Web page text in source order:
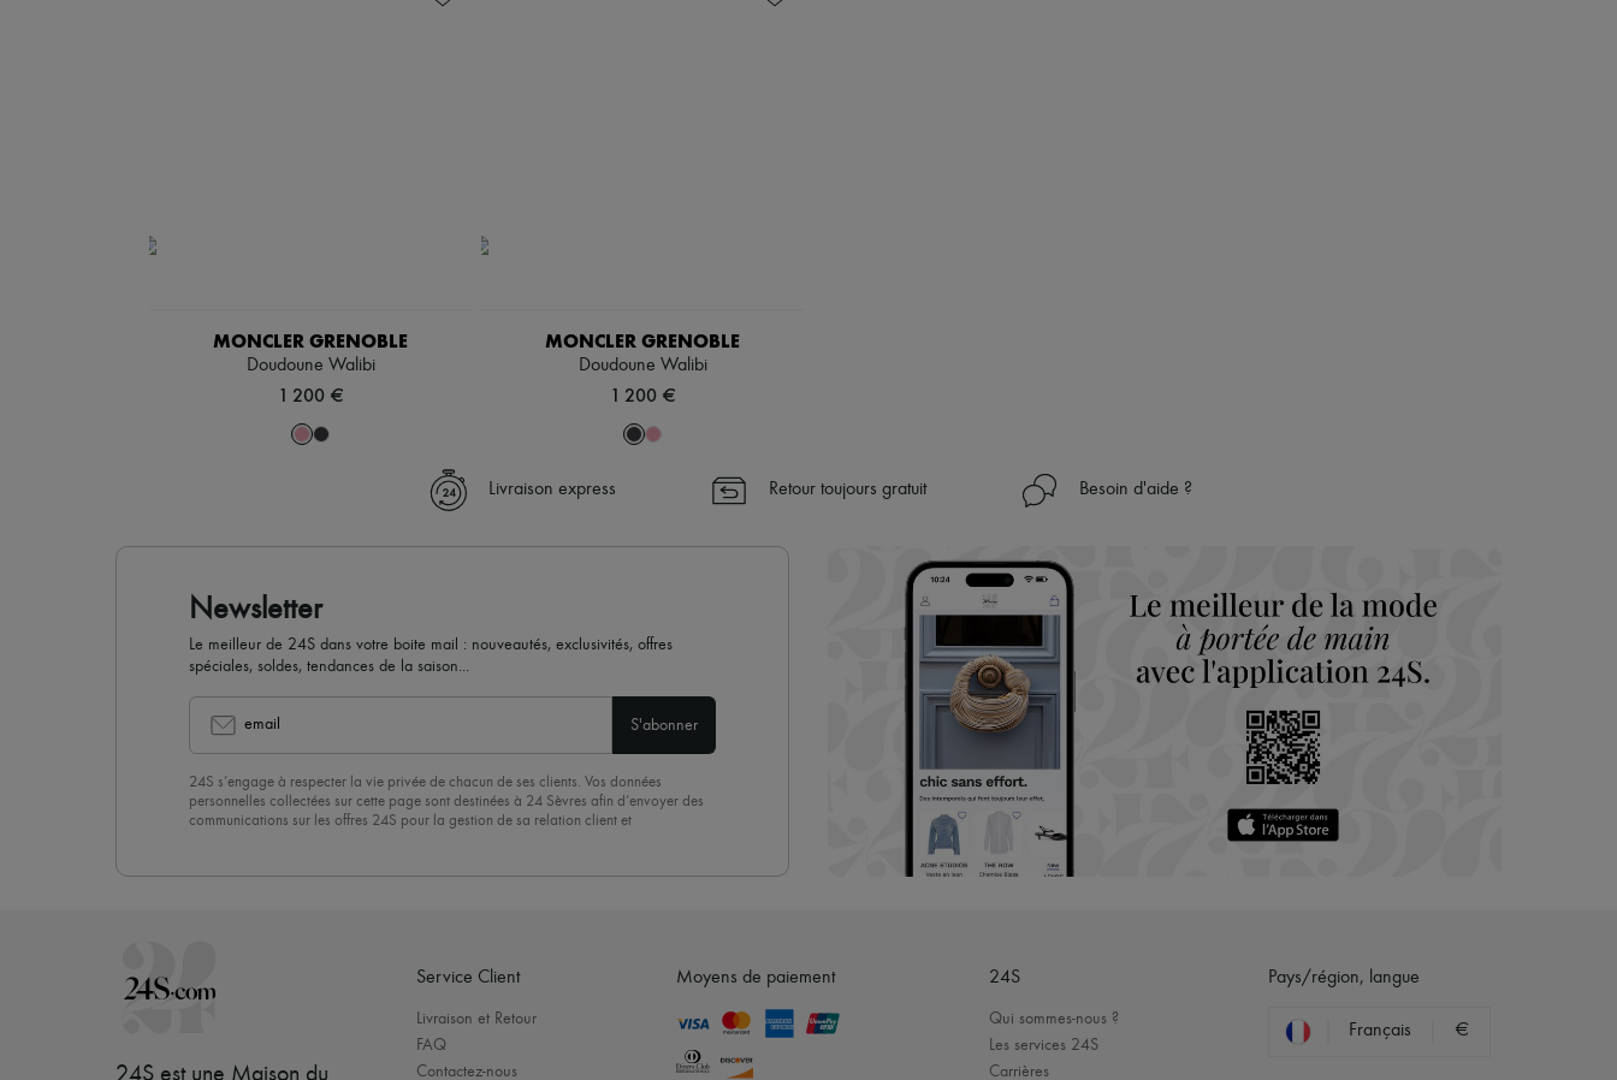
MONCLER GRENOBLE
Doudoune Walibi
1 200 €
MONCLER GRENOBLE
Doudoune Walibi
1 200 €
Livraison express Retour toujours gratuit Besoin d'aide ?
Newsletter
Le meilleur de 24S dans votre boite mail : nouveautés, exclusivités, offres
spéciales, soldes, tendances de la saison...
email S'abonner
24S s’engage à respecter la vie privée de chacun de ses clients. Vos données
personnelles collectées sur cette page sont destinées à 24 Sèvres afin d’envoyer des
communications sur les offres 24S pour la gestion de sa relation client et
désinscrire » en bas de page de nos emails.
24S est une Maison du
Service Client
Livraison et Retour
FAQ
Contactez-nous
Moyens de paiement 24S
Qui sommes-nous ?
Les services 24S
Carrières
Pays/région, langue
Français €